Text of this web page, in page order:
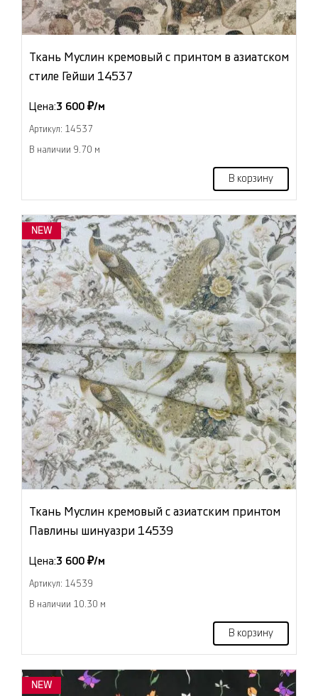
Ткань Муслин кремовый с принтом в азиатском
стиле Гейши 14537
Цена:3 600 ₽/м
Артикул: 14537
В наличии 9.70 м
В корзину
NEW
Ткань Муслин кремовый с азиатским принтом
Павлины шинуазри 14539
Цена:3 600 ₽/м
Артикул: 14539
В наличии 10.30 м
В корзину
NEW